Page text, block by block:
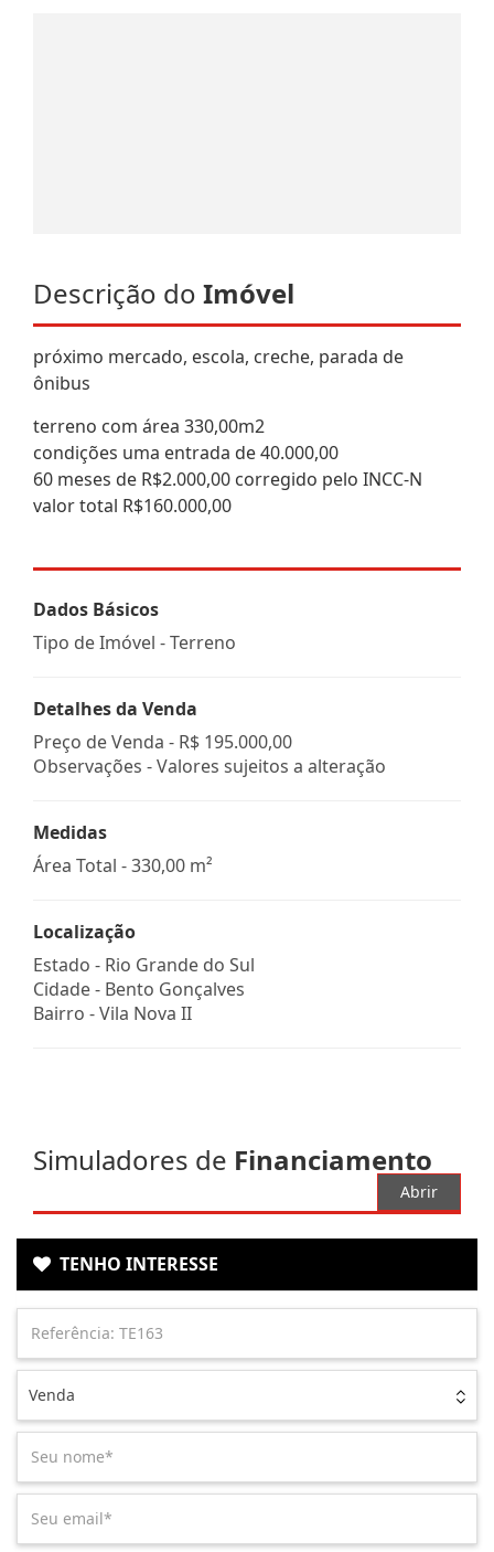
Descrição do Imóvel
próximo mercado, escola, creche, parada de
ônibus
terreno com área 330,00m2
condições uma entrada de 40.000,00
60 meses de R$2.000,00 corregido pelo INCC-N
valor total R$160.000,00
Dados Básicos
Tipo de Imóvel - Terreno
Detalhes da Venda
Preço de Venda - R$ 195.000,00
Observações - Valores sujeitos a alteração
Medidas
Área Total - 330,00 m²
Localização
Estado - Rio Grande do Sul
Cidade - Bento Gonçalves
Bairro -Vila Nova II
Simuladores de Financiamento
Abrir
TENHO INTERESSE
Venda